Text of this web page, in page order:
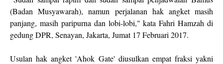
(Badan Musyawarah), namun perjalanan hak angket masih
panjang, masih paripurna dan lobi-lobi," kata Fahri Hamzah di
gedung DPR, Senayan, Jakarta, Jumat 17 Februari 2017.
Usulan hak angket 'Ahok Gate' diusulkan empat fraksi yakni